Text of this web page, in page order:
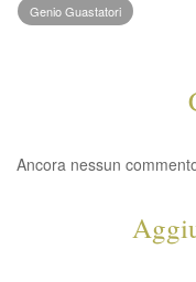
Genio Guastatori
Ancora nessun